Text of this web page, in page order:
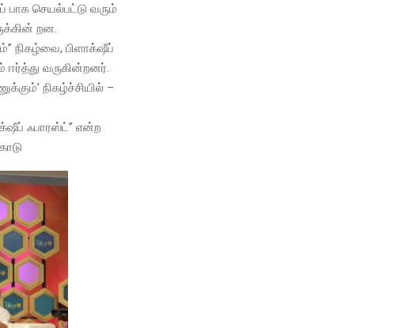
பாக செயல்பட்டு வரும்
றன.
நிகழ்வை, பிளாக்‌ஷீப்
வருகின்றனர்.
நிகழ்ச்சியில் –
ஃபாரஸ்ட்” என்ற